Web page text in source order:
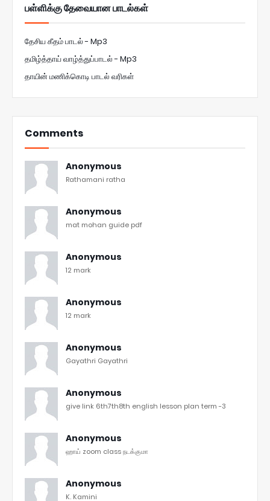
பள்ளிக்கு தேவையான பாடல்கள்
தேசிய கீதம் பாடல் - Mp3
தமிழ்த்தாய் வாழ்த்துப்பாடல் - Mp3
தாயின் மணிக்கொடி பாடல் வரிகள்
Comments
Anonymous
Rathamani ratha
Anonymous
mat mohan guide pdf
Anonymous
12 mark
Anonymous
12 mark
Anonymous
Gayathri Gayathri
Anonymous
give link 6th7th8th english lesson plan term -3
Anonymous
ஹாய் zoom class நடக்குமா
Anonymous
K. Kamini